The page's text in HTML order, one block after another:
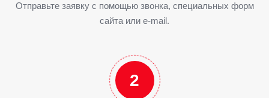
Отправьте заявку с помощью звонка, специальных форм
сайта или e-mail.
2